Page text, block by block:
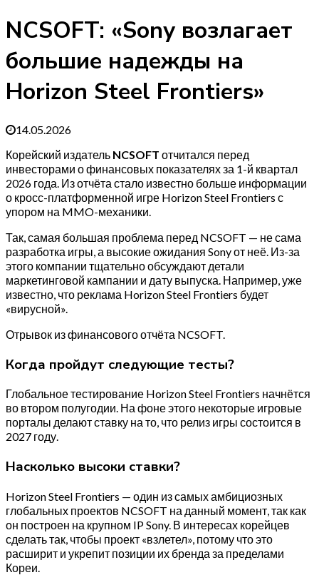
NCSOFT: «Sony возлагает
большие надежды на
Horizon Steel Frontiers»
14.05.2026
Корейский издатель NCSOFT отчитался перед
инвесторами о финансовых показателях за 1-й квартал
2026 года. Из отчёта стало известно больше информации
о кросс-платформенной игре Horizon Steel Frontiers с
упором на MMO-механики.
Так, самая большая проблема перед NCSOFT — не сама
разработка игры, а высокие ожидания Sony от неё. Из-за
этого компании тщательно обсуждают детали
маркетинговой кампании и дату выпуска. Например, уже
известно, что реклама Horizon Steel Frontiers будет
«вирусной».
Отрывок из финансового отчёта NCSOFT.
Когда пройдут следующие тесты?
Глобальное тестирование Horizon Steel Frontiers начнётся
во втором полугодии. На фоне этого некоторые игровые
порталы делают ставку на то, что релиз игры состоится в
2027 году.
Насколько высоки ставки?
Horizon Steel Frontiers — один из самых амбициозных
глобальных проектов NCSOFT на данный момент, так как
он построен на крупном IP Sony. В интересах корейцев
сделать так, чтобы проект «взлетел», потому что это
расширит и укрепит позиции их бренда за пределами
Кореи.